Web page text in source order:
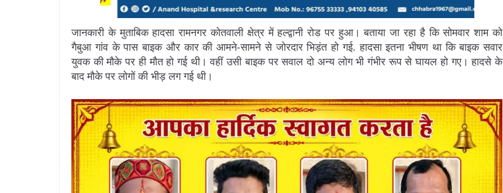
जानकारी के मुताबिक हादसा रामनगर कोतवाली क्षेत्र में हल्द्वानी रोड पर हुआ। बताया जा रहा है कि सोमवार शाम को
गैबुआ गांव के पास बाइक और कार की आमने-सामने से जोरदार भिड़ंत हो गई. हादसा इतना भीषण था कि बाइक सवार
युवक की मौके पर ही मौत हो गई थी। वहीं उसी बाइक पर सवाल दो अन्य लोग भी गंभीर रूप से घायल हो गए। हादसे के
बाद मौके पर लोगों की भीड़ लग गई थी।